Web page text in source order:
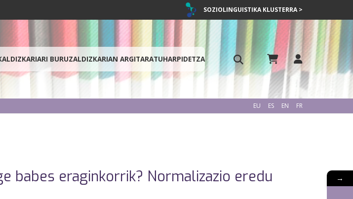
SOZIOLINGUISTIKA KLUSTERRA >
ALDIZKARIARI BURUZALDIZKARIAN ARGITARATUHARPIDETZA
EU ES EN FR
babes eraginkorrik? Normalizazio eredu
→